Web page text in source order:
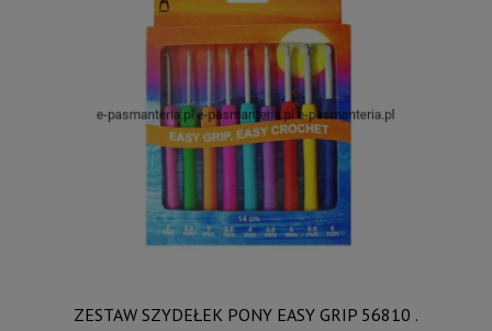
ZESTAW SZYDEŁEK PONY EASY GRIP 56810 .